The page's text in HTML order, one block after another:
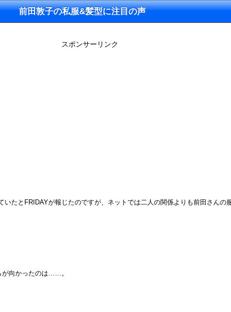
前田敦子の私服&髪型に注目の声
スポンサーリンク
たとFRIDAYが報じたのですが、ネットでは二人の関係よりも前田さんの
が向かったのは……。